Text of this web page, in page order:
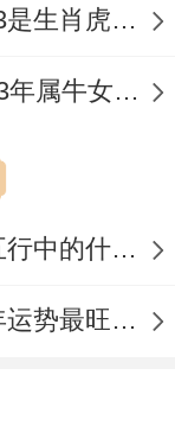
力还有付
家庭 -婚姻
2023年是属什么生肖年，2023是生肖虎年还是兔年
73年属牛女2023年财运，1973年属牛女2023年每月运势怎样
2024什么生肖年，2024年是五行中的什么生肖年份
2024年最旺的生肖，2024龙年运势最旺的4个生肖